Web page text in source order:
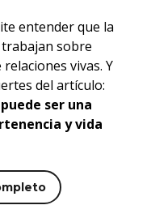
entender que la
sobre
vivas. Y
del artículo:
ser una
y vida